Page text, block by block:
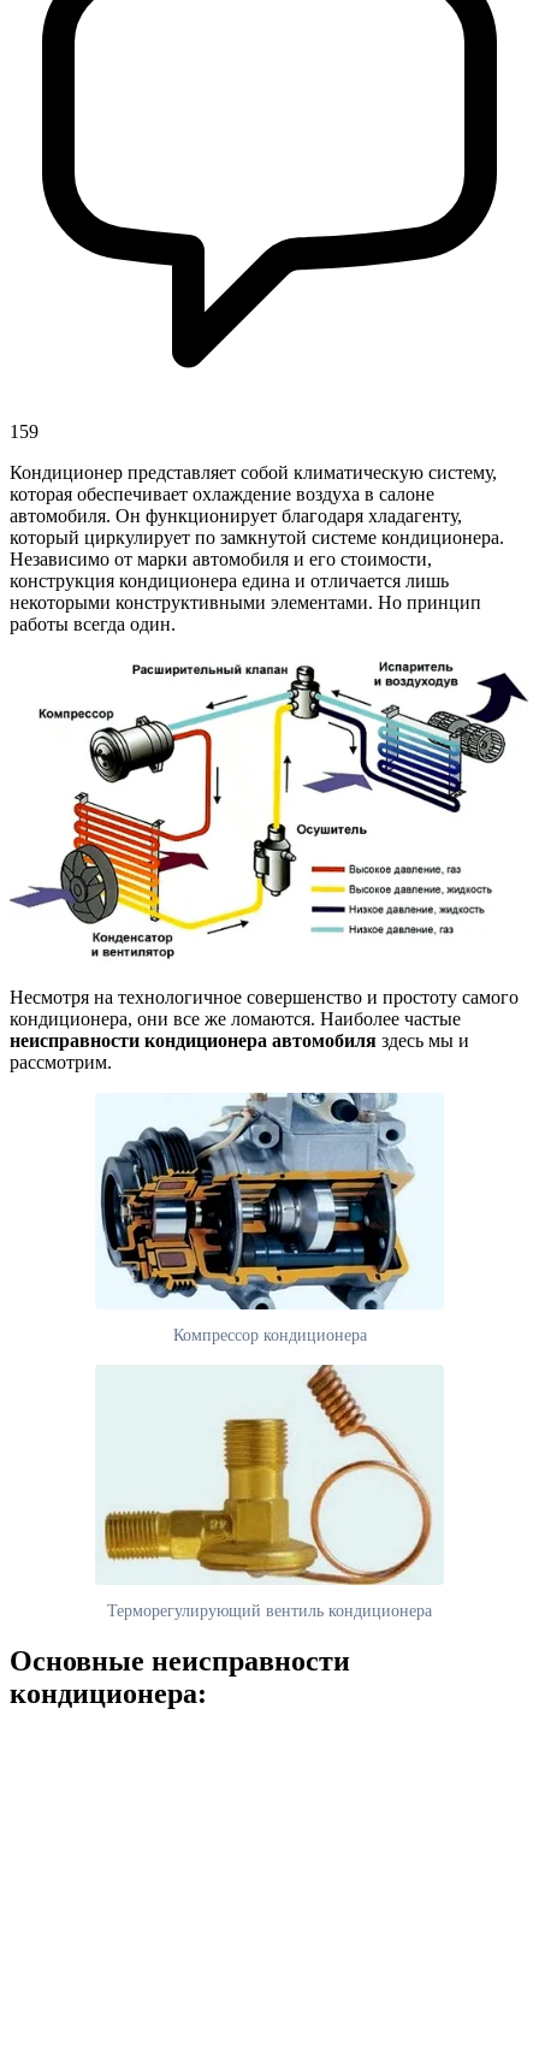
159
Кондиционер представляет собой климатическую систему,
которая обеспечивает охлаждение воздуха в салоне
автомобиля. Он функционирует благодаря хладагенту,
который циркулирует по замкнутой системе кондиционера.
Независимо от марки автомобиля и его стоимости,
конструкция кондиционера едина и отличается лишь
некоторыми конструктивными элементами. Но принцип
работы всегда один.
Несмотря на технологичное совершенство и простоту самого
кондиционера, они все же ломаются. Наиболее частые
неисправности кондиционера автомобиля здесь мы и
рассмотрим.
Компрессор кондиционера
Терморегулирующий вентиль кондиционера
Основные неисправности
кондиционера: